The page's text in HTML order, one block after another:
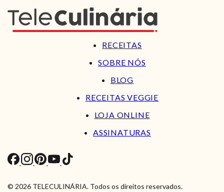
RECEITAS
SOBRE NÓS
BLOG
RECEITAS VEGGIE
LOJA ONLINE
ASSINATURAS
© 2026 TELECULINÁRIA. Todos os direitos reservados.